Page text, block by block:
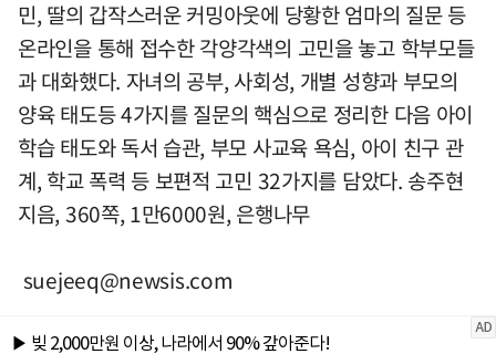
민, 딸의 갑작스러운 커밍아웃에 당황한 엄마의 질문 등
온라인을 통해 접수한 각양각색의 고민을 놓고 학부모들
과 대화했다. 자녀의 공부, 사회성, 개별 성향과 부모의
양육 태도등 4가지를 질문의 핵심으로 정리한 다음 아이
학습 태도와 독서 습관, 부모 사교육 욕심, 아이 친구 관
계, 학교 폭력 등 보편적 고민 32가지를 담았다. 송주현
지음, 360쪽, 1만6000원, 은행나무
suejeeq@newsis.com